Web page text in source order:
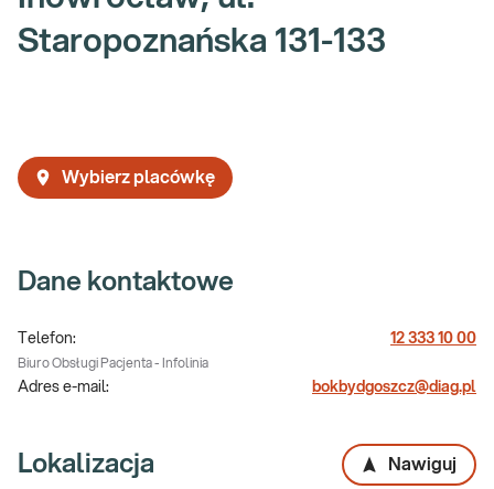
Staropoznańska 131-133
Wybierz placówkę
Dane kontaktowe
Telefon: 12 333 10 00
Biuro Obsługi Pacjenta - Infolinia
Adres e-mail: bokbydgoszcz@diag.pl
Lokalizacja Nawiguj